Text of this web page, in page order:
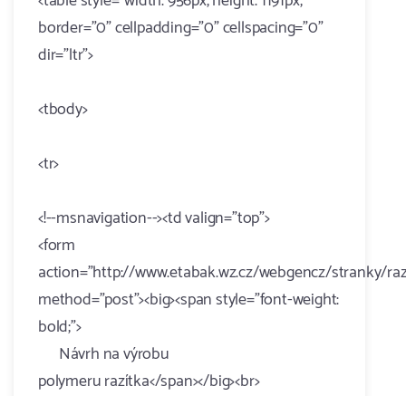
border="0" cellpadding="0" cellspacing="0"
dir="ltr">
<tbody>
<tr>
<!--msnavigation--><td valign="top">
<form
action="http://www.etabak.wz.cz/webgencz/stranky/
method="post"><big><span style="font-weight:
bold;">
Návrh na výrobu
polymeru razítka</span></big><br>